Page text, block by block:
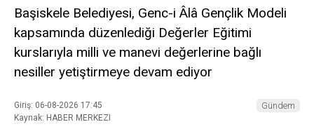
Başiskele Belediyesi, Genc-i Âlâ Gençlik Modeli
kapsamında düzenlediği Değerler Eğitimi
kurslarıyla milli ve manevi değerlerine bağlı
nesiller yetiştirmeye devam ediyor
Giriş: 06-08-2026 17:45
Kaynak: HABER MERKEZI
Gündem